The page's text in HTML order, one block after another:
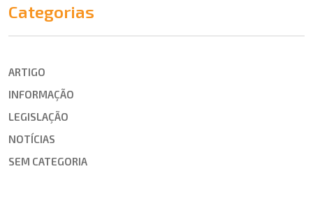
Categorias
ARTIGO
INFORMAÇÃO
LEGISLAÇÃO
NOTÍCIAS
SEM CATEGORIA